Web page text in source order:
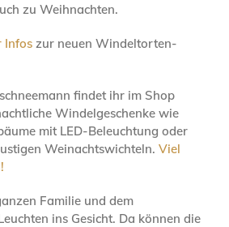
zu Weihnachten.
Infos zur neuen Windeltorten-
findet ihr im Shop
Windelgeschenke wie
mit LED-Beleuchtung oder
Weinachtswichteln. Viel
Familie und dem
ins Gesicht. Da können die